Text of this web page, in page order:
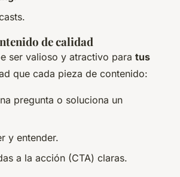
de calidad
ser valioso y atractivo para tus
que cada pieza de contenido:
pregunta o soluciona un
y entender.
a la acción (CTA) claras.